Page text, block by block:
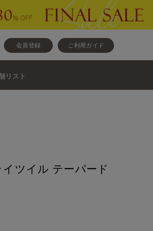
会員登録 ご利用ガイド
リスト
イツイル テーパード